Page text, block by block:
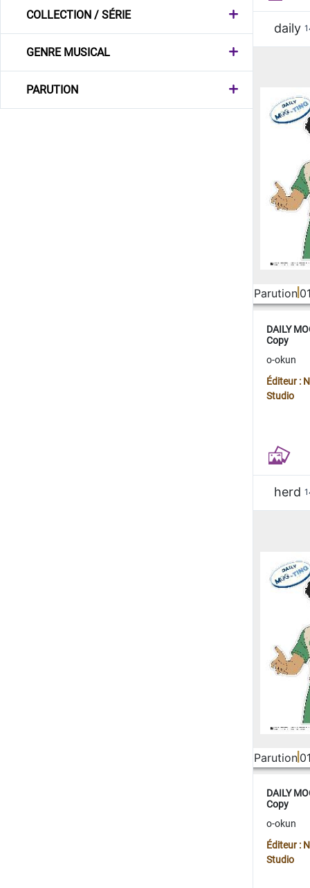
COLLECTION / SÉRIE
GENRE MUSICAL
PARUTION
daily
Parution
DAILY
Copy
o-okun
Éditeur :
Studio
herd
Parution
DAILY
Copy
o-okun
Éditeur :
Studio